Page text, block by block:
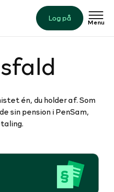
Log på Menu
én, du holder af. Som
sin pension i PenSam,